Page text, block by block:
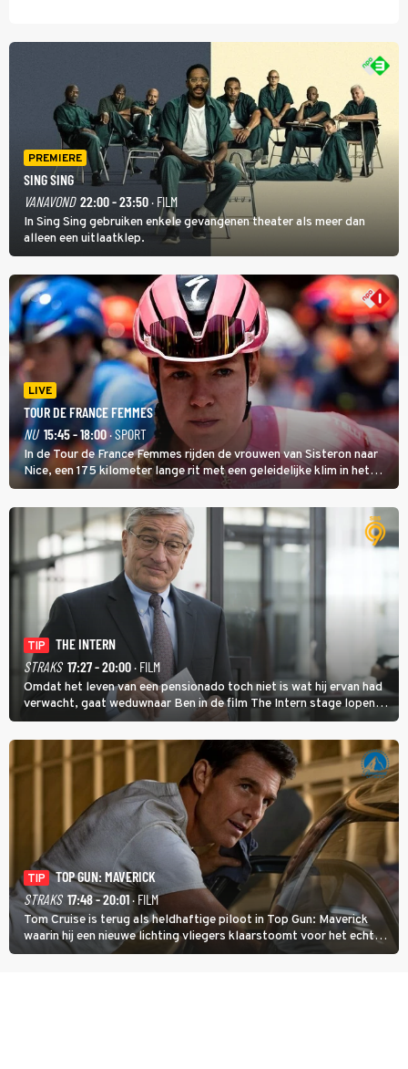
PREMIERE
SING SING
VANAVOND 22:00 - 23:50· FILM
In Sing Sing gebruiken enkele gevangenen theater als meer dan
alleen een uitlaatklep.
LIVE
TOUR DE FRANCE FEMMES
NU 15:45 - 18:00· SPORT
In de Tour de France Femmes rijden de vrouwen van Sisteron naar
Nice, een 175 kilometer lange rit met een geleidelijke klim in het
midden. Dat is mogelijk niet de zwaarste hindernis, dat is de
temperatuur. Het kan in Nice namelijk bloedheet worden.
TIP
THE INTERN
STRAKS 17:27 - 20:00· FILM
Omdat het leven van een pensionado toch niet is wat hij ervan had
verwacht, gaat weduwnaar Ben in de film The Intern stage lopen
bij de hippe webwinkel van Jules, wat een gouden zet blijkt te zijn.
TIP
TOP GUN: MAVERICK
STRAKS 17:48 - 20:01· FILM
Tom Cruise is terug als heldhaftige piloot in Top Gun: Maverick
waarin hij een nieuwe lichting vliegers klaarstoomt voor het echte
werk.